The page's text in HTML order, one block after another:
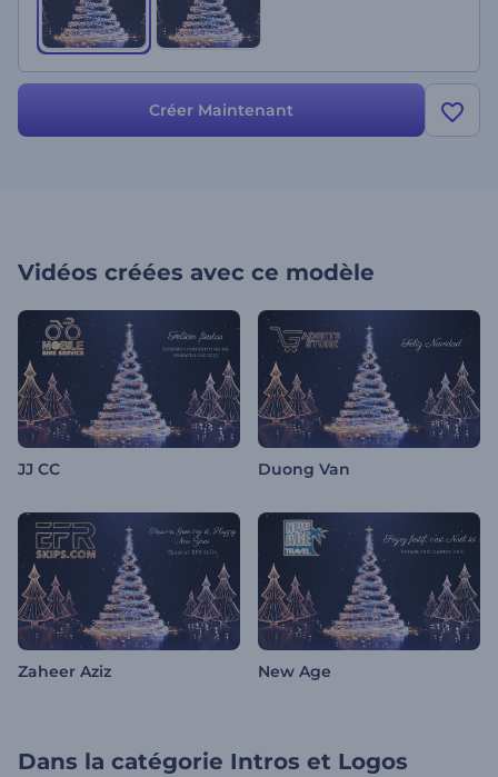
Créer Maintenant
Vidéos créées avec ce modèle
JJ CC Duong Van
Zaheer Aziz New Age
Dans la catégorie Intros et Logos